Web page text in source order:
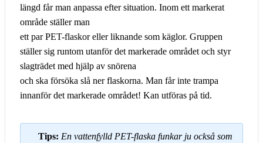
längd får man anpassa efter situation. Inom ett markerat
område ställer man
ett par PET-flaskor eller liknande som käglor. Gruppen
ställer sig runtom utanför det markerade området och styr
slagträdet med hjälp av snörena
och ska försöka slå ner flaskorna. Man får inte trampa
innanför det markerade området! Kan utföras på tid.
Tips: En vattenfylld PET-flaska funkar ju också som